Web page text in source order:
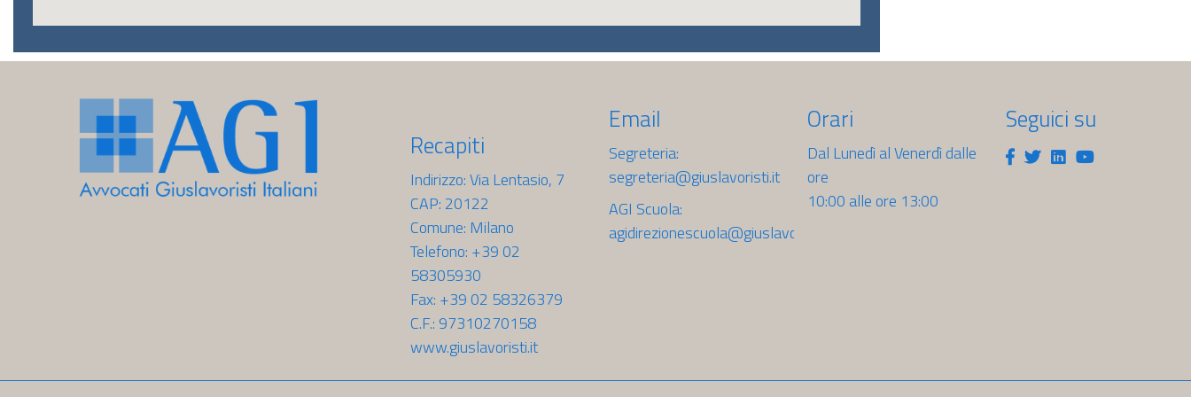
Recapiti
Indirizzo: Via Lentasio, 7
CAP: 20122
Comune: Milano
Telefono: +39 02
58305930
Fax: +39 02 58326379
C.F.: 97310270158
www.giuslavoristi.it
Email
Segreteria:
segreteria@giuslavoristi.it
AGI Scuola:
agidirezionescuola@giuslavoristi.it
Orari
Dal Lunedì al Venerdì dalle
ore
10:00 alle ore 13:00
Seguici su
Facebook
Twitter
LinkedinYoutube